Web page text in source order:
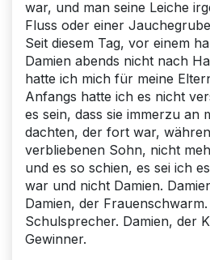
war, und man seine Leiche
Fluss oder einer
Seit diesem Tag, vor einem
Damien abends nicht nach
hatte ich mich für meine
Anfangs hatte ich es nicht
es sein, dass sie immerzu an
dachten, der fort war,
verbliebenen Sohn, nicht
und es so schien, es sei ich
war und nicht Damien.
Damien, der
Schulsprecher. Damien, der
Gewinner.